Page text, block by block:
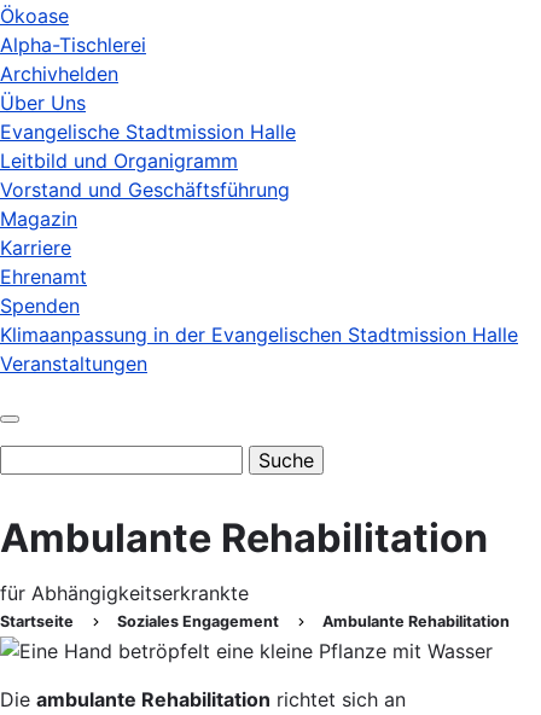
Ökoase
Alpha-Tischlerei
Archivhelden
Über Uns
Evangelische Stadtmission Halle
Leitbild und Organigramm
Vorstand und Geschäftsführung
Magazin
Karriere
Ehrenamt
Spenden
Klimaanpassung in der Evangelischen Stadtmission Halle
Veranstaltungen
Ambulante Rehabilitation
für Abhängigkeitserkrankte
Pfadnavigation
Startseite Soziales Engagement Ambulante Rehabilitation
Image
Die ambulante Rehabilitation richtet sich an